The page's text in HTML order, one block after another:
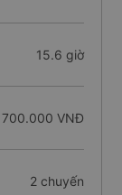
15.6 giờ
700.000 VNĐ
2 chuyến